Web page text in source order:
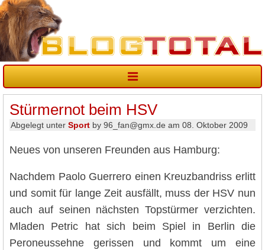
Stürmernot beim HSV
Abgelegt unter Sport by 96_fan@gmx.de am 08. Oktober 2009
Neues von unseren Freunden aus Hamburg:
Nachdem Paolo Guerrero einen Kreuzbandriss erlitt
und somit für lange Zeit ausfällt, muss der HSV nun
auch auf seinen nächsten Topstürmer verzichten.
Mladen Petric hat sich beim Spiel in Berlin die
Peroneussehne gerissen und kommt um eine